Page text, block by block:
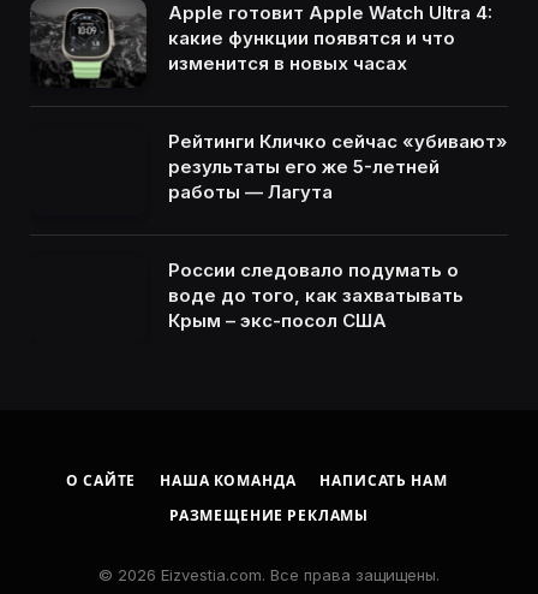
Apple готовит Apple Watch Ultra 4:
какие функции появятся и что
изменится в новых часах
Рейтинги Кличко сейчас «убивают»
результаты его же 5-летней
работы — Лагута
России следовало подумать о
воде до того, как захватывать
Крым – экс-посол США
О САЙТЕ НАША КОМАНДА
НАПИСАТЬ НАМ
РАЗМЕЩЕНИЕ РЕКЛАМЫ
© 2026 Eizvestia.com. Все права защищены.